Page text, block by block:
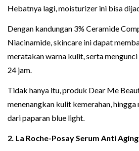
Hebatnya lagi, moisturizer ini bisa
Dengan kandungan 3% Ceramide
Niacinamide, skincare ini dapat
meratakan warna kulit, serta
24 jam.
Tidak hanya itu, produk Dear Me
menenangkan kulit kemerahan,
dari paparan blue light.
2. La Roche-Posay Serum Anti